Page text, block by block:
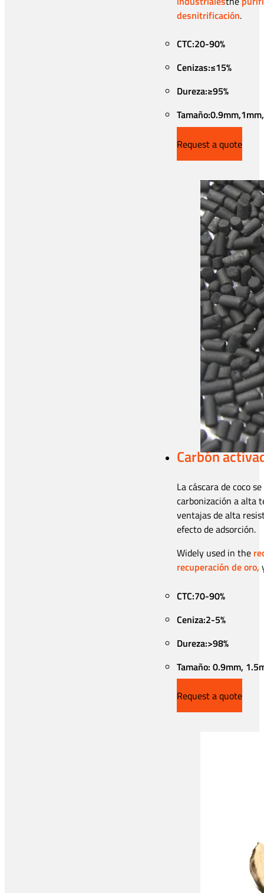
desnitrificación.
CTC:20-90%
Cenizas:≤15%
Dureza:≥95%
Request a quote
Carbón
La cáscara de coco
carbonización a alta
ventajas de alta
efecto de adsorción.
Widely used in the
recuperación de oro,
CTC:70-90%
Ceniza:2-5%
Dureza:>98%
Tamaño: 0.9mm,
Request a quote